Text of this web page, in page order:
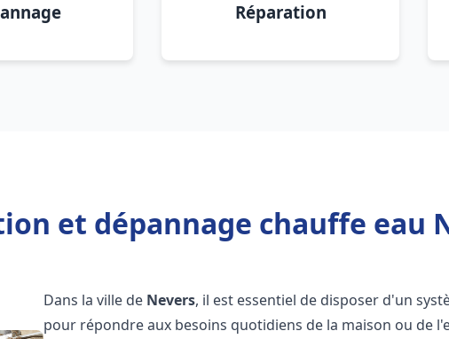
Réparation
et dépannage chauffe eau
Dans la ville de Nevers, il est essentiel de disposer d'un
pour répondre aux besoins quotidiens de la maison ou de